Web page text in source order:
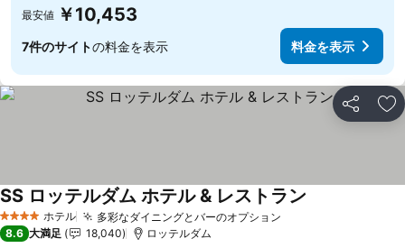
最安値 ￥10,453
7件のサイトの料金を表示 料金を表示
シェア お
4 ホテルのランク
ホテル 多彩なダイニングとバーのオプション
SS ロッテルダム ホテル & レストラン
8.6 大満足 18,040 ロッテルダム